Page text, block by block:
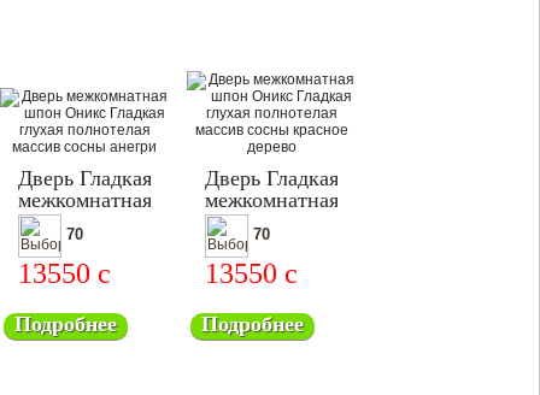
Дверь Гладкая
межкомнатная
70
13550 c
Подробнее
Дверь Гладкая
межкомнатная
70
13550 c
Подробнее